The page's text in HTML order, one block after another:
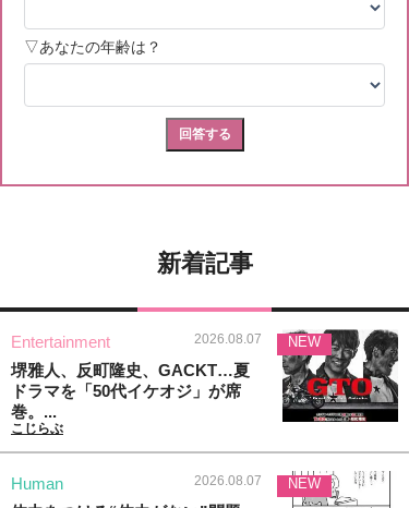
新着記事
Entertainment 2026.08.07
堺雅人、反町隆史、GACKT…夏
ドラマを「50代イケオジ」が席
巻。...
こじらぶ
NEW
Human 2026.08.07 NEW